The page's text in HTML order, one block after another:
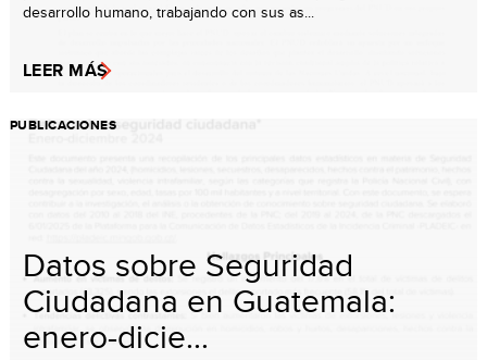
desarrollo humano, trabajando con sus as...
LEER MÁS
PUBLICACIONES
Datos sobre Seguridad
Ciudadana en Guatemala:
enero-dicie...